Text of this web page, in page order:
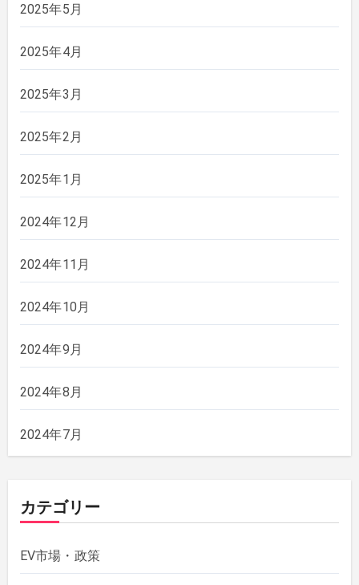
2025年5月
2025年4月
2025年3月
2025年2月
2025年1月
2024年12月
2024年11月
2024年10月
2024年9月
2024年8月
2024年7月
カテゴリー
EV市場・政策